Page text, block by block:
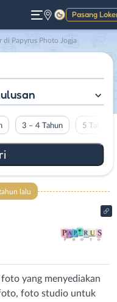
Pasang
Gelap
di Papyrus Photo Jogja
3 – 4 Tahun 5 Tahun
lalu
yang menyediakan
foto studio untuk